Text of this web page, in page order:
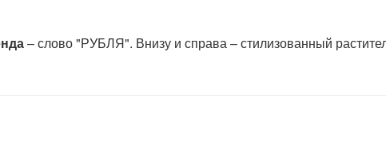
– слово "РУБЛЯ". Внизу и справа – стилизованный